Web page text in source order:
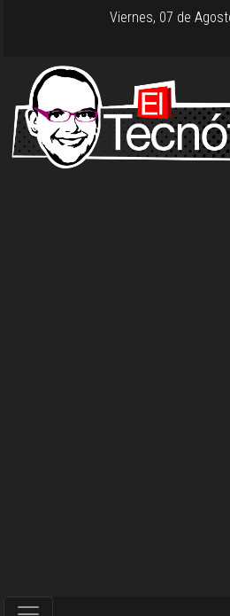
Viernes, 07 de